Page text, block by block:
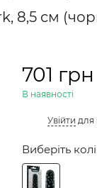
8,5 см
701 грн
В наявності
Увійти для
Виберіть